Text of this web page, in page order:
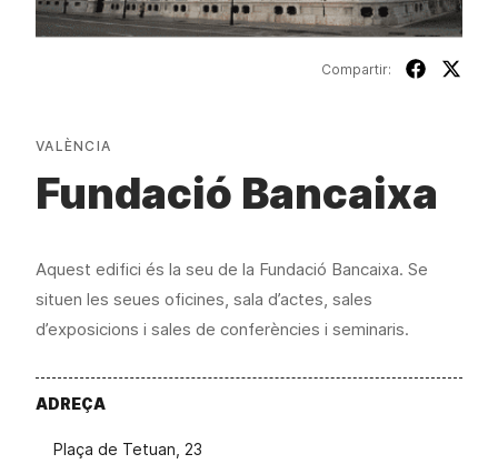
Compartir:
VALÈNCIA
Fundació Bancaixa
Aquest edifici és la seu de la Fundació Bancaixa. Se
situen les seues oficines, sala d’actes, sales
d’exposicions i sales de conferències i seminaris.
ADREÇA
Plaça de Tetuan, 23